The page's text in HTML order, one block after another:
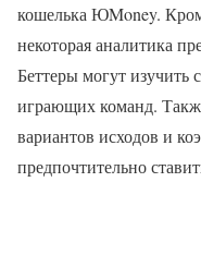
кошелька ЮMoney.
некоторая аналитика
Беттеры могут изучить
играющих команд.
вариантов исходов и
предпочтительно